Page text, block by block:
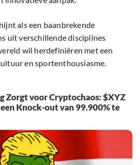
als een baanbrekende
uit verschillende disciplines
wil herdefiniëren met een
en sportenthousiasme.
Zorgt voor Cryptochaos: $XYZ
Knock-out van 99.900% te